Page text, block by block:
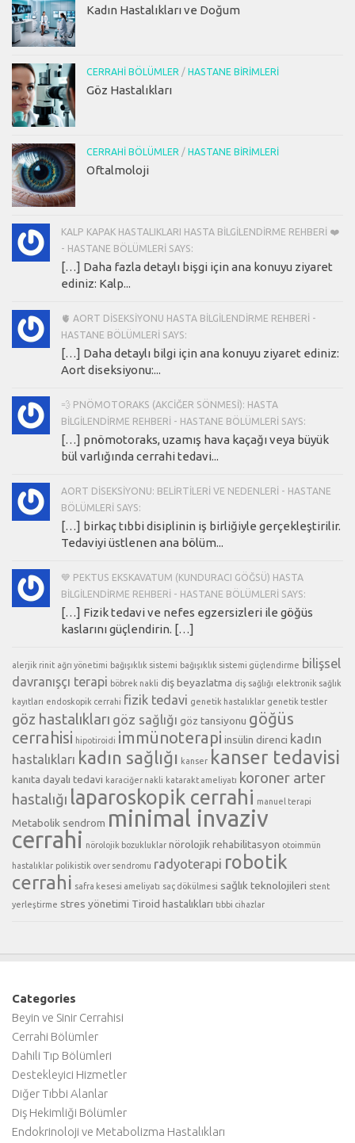
Kadın Hastalıkları ve Doğum
CERRAHI BÖLÜMLER / HASTANE BIRIMLERI
Göz Hastalıkları
CERRAHI BÖLÜMLER / HASTANE BIRIMLERI
Oftalmoloji
KALP KAPAK HASTALIKLARI HASTA BILGILENDIRME REHBERI ❤️
- HASTANE BÖLÜMLERI SAYS:
[…] Daha fazla detaylı bişgi için ana konuyu ziyaret
ediniz: Kalp...
🫀 AORT DISEKSIYONU HASTA BILGILENDIRME REHBERI -
HASTANE BÖLÜMLERI SAYS:
[…] Daha detaylı bilgi için ana konuyu ziyaret ediniz:
Aort diseksiyonu:...
💨 PNÖMOTORAKS (AKCIĞER SÖNMESI): HASTA
BILGILENDIRME REHBERI - HASTANE BÖLÜMLERI SAYS:
[…] pnömotoraks, uzamış hava kaçağı veya büyük
bül varlığında cerrahi tedavi...
AORT DISEKSIYONU: BELIRTILERI VE NEDENLERI - HASTANE
BÖLÜMLERI SAYS:
[…] birkaç tıbbi disiplinin iş birliğiyle gerçekleştirilir.
Tedaviyi üstlenen ana bölüm...
💙 PEKTUS EKSKAVATUM (KUNDURACI GÖĞSÜ) HASTA
BILGILENDIRME REHBERI - HASTANE BÖLÜMLERI SAYS:
[…] Fizik tedavi ve nefes egzersizleri ile göğüs
kaslarını güçlendirin. […]
alerjik rinit ağrı yönetimi bağışıklık sistemi bağışıklık sistemi güçlendirme bilişsel
davranışçı terapi böbrek nakli diş beyazlatma diş sağlığı elektronik sağlık
kayıtları endoskopik cerrahi fizik tedavi genetik hastalıklar genetik testler
göz hastalıkları göz sağlığı göz tansiyonu göğüs
cerrahisi hipotiroidi immünoterapi insülin direnci kadın
hastalıkları kadın sağlığı kanser kanser tedavisi
kanıta dayalı tedavi karaciğer nakli katarakt ameliyatı koroner arter
hastalığı laparoskopik cerrahi manuel terapi
Metabolik sendrom minimal invaziv
cerrahi nörolojik bozukluklar nörolojik rehabilitasyon otoimmün
hastalıklar polikistik over sendromu radyoterapi robotik
cerrahi safra kesesi ameliyatı saç dökülmesi sağlık teknolojileri stent
yerleştirme stres yönetimi Tiroid hastalıkları tıbbi cihazlar
Categories
Beyin ve Sinir Cerrahisi
Cerrahi Bölümler
Dahili Tıp Bölümleri
Destekleyici Hizmetler
Diğer Tıbbi Alanlar
Diş Hekimliği Bölümler
Endokrinoloji ve Metabolizma Hastalıkları